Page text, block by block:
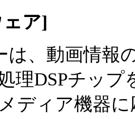
ア]
は、動画情報
理DSPチッ
ディア機器